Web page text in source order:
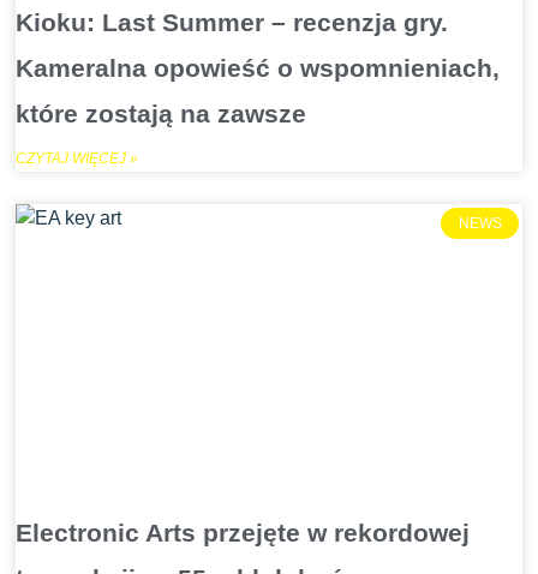
Kioku: Last Summer – recenzja gry.
Kameralna opowieść o wspomnieniach,
które zostają na zawsze
CZYTAJ WIĘCEJ »
NEWS
Electronic Arts przejęte w rekordowej